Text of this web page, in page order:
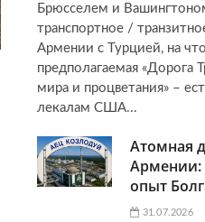
Брюсселем и
транспортное /
Армении с Турцией, на
предполагаемая «Дорога
мира и процветания» –
лекалам США...
Атомная
Армении:
опыт
31.07.2026